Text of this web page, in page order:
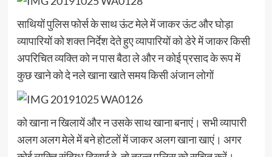
साथियों पुलिस फोर्स के साथ ऊंट मेले में जाकर ऊंट और घोड़ा
व्यापारियों को शक्त निर्देश देते हुए व्यापारियों को डेरे में जाकर किसी
अपरिचित व्यक्ति को न पास बैठा ले और न कोई प्रसाद के रूप में
कुछ खाने को दे नले खाना खाते समय किसी अंजान लोगों
को खाना न खिलायें और न उसके साथ खाना बनाएं। सभी व्यापारी
अलग अलग मेले में बने होटलों में जाकर अलग खाना खाएं। अगर